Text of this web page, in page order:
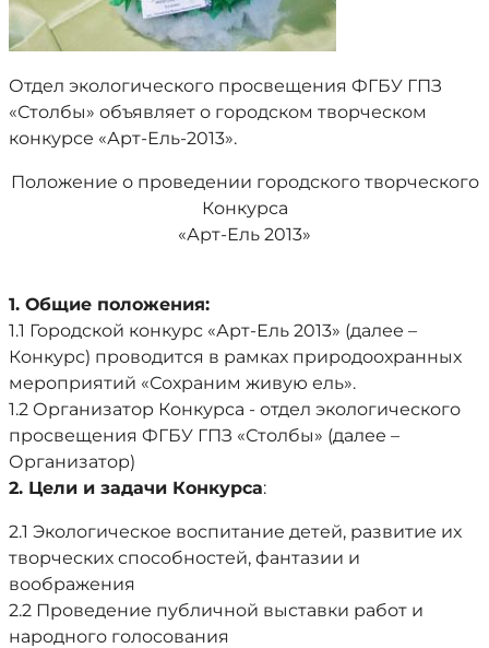
Отдел экологического просвещения ФГБУ ГПЗ
«Столбы» объявляет о городском творческом
конкурсе «Арт-Ель-2013».
Положение о проведении городского творческого
Конкурса
«Арт-Ель 2013»
1. Общие положения:
1.1 Городской конкурс «Арт-Ель 2013» (далее –
Конкурс) проводится в рамках природоохранных
мероприятий «Сохраним живую ель».
1.2 Организатор Конкурса - отдел экологического
просвещения ФГБУ ГПЗ «Столбы» (далее –
Организатор)
2. Цели и задачи Конкурса:
2.1 Экологическое воспитание детей, развитие их
творческих способностей, фантазии и
воображения
2.2 Проведение публичной выставки работ и
народного голосования